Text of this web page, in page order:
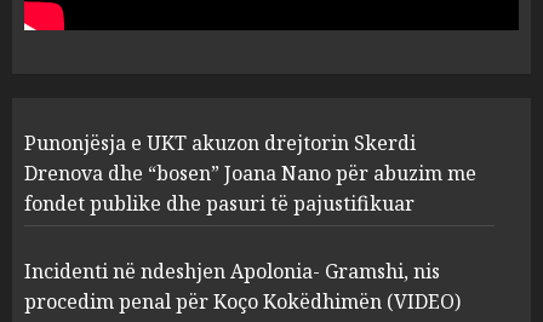
1
abuzim me fondet publike dhe
pasuri të pajustifikuar
2
Apolonia- Gramshi, nis
procedim penal për Koço
Kokëdhimën (VIDEO)
MARCH 27, 2025
FOTO/ Persona të maskuar
Punonjësja e UKT akuzon drejtorin Skerdi
Drenova dhe “bosen” Joana Nano për abuzim me
fondet publike dhe pasuri të pajustifikuar
Incidenti në ndeshjen Apolonia- Gramshi, nis
procedim penal për Koço Kokëdhimën (VIDEO)